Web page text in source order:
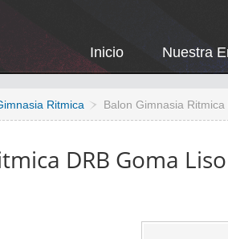
Inicio Nuestra
Ritmica Balon Gimnasia
DRB Goma Liso